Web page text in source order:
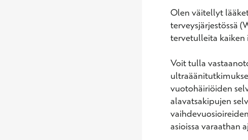
Olen väitellyt
terveysjärjestössä
tervetulleita kaiken
Voit tulla
vuotohäiriöiden
alavatsakipujen
asioissa varaathan